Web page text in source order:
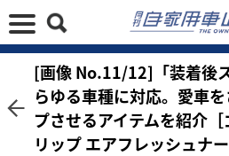
[画像 No.11/12]「装着後
らゆる車種に対応。愛車
プさせるアイテムを紹介
リップ エアフレッシュナ